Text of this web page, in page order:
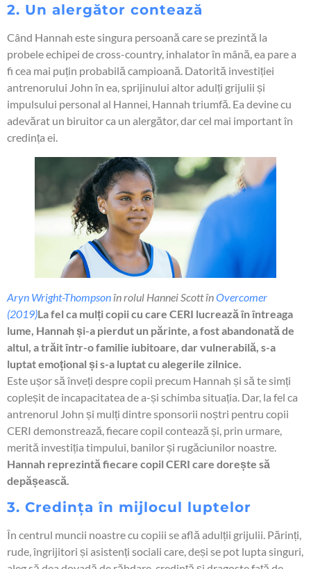
2. Un alergător contează
Când Hannah este singura persoană care se prezintă la
probele echipei de cross-country, inhalator în mână, ea pare a
fi cea mai puțin probabilă campioană. Datorită investiției
antrenorului John în ea, sprijinului altor adulți grijulii și
impulsului personal al Hannei, Hannah triumfă. Ea devine cu
adevărat un biruitor ca un alergător, dar cel mai important în
credința ei.
Aryn Wright-Thompsonîn rolul Hannei Scott înOvercomer
(2019)La fel ca mulți copii cu care CERI lucrează în întreaga
lume, Hannah și-a pierdut un părinte, a fost abandonată de
altul, a trăit într-o familie iubitoare, dar vulnerabilă, s-a
luptat emoțional și s-a luptat cu alegerile zilnice.
Este ușor să înveți despre copii precum Hannah și să te simți
copleșit de incapacitatea de a-și schimba situația. Dar, la fel ca
antrenorul John și mulți dintre sponsorii noștri pentru copii
CERI demonstrează, fiecare copil contează și, prin urmare,
merită investiția timpului, banilor și rugăciunilor noastre.
Hannah reprezintă fiecare copil CERI care dorește să
depășească.
3. Credința în mijlocul luptelor
În centrul muncii noastre cu copiii se află adulții grijulii. Părinți,
rude, îngrijitori și asistenți sociali care, deși se pot lupta singuri,